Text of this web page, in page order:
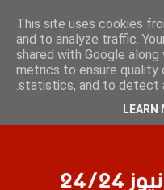
This site uses cookies
and to analyze traffic.
shared with Google
metrics to ensure quality
statistics, and to detect
LEARN